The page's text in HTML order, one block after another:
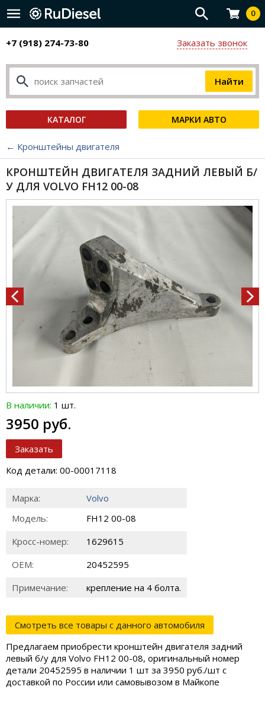
0
+7 (918) 274-73-80 Заказать звонок
КАТАЛОГ МАРКИ АВТО
← Кронштейны двигателя
КРОНШТЕЙН ДВИГАТЕЛЯ ЗАДНИЙ ЛЕВЫЙ Б/
У ДЛЯ VOLVO FH12 00-08
В наличии: 1 шт.
3950 руб.
Заказать
Код детали: 00-00017118
Марка:
Volvo
Модель:
FH12 00-08
Кросс-номер:
1629615
ОЕМ:
20452595
Примечание:
крепление на 4 болта.
Смотреть все товары с данного автомобиля
Предлагаем приобрести кронштейн двигателя задний
левый б/у для Volvo FH12 00-08, оригинальный номер
детали 20452595 в наличии 1 шт за 3950 руб./шт с
доставкой по России или самовывозом в Майкопе